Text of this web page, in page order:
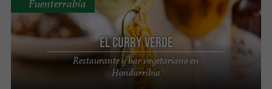
El Curry Verde
Restaurante y bar vegetariano en
Hondarribia
Fuenterrabía